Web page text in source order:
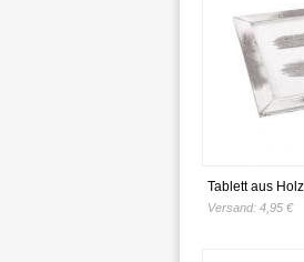
Tablett aus
cm
Versand: 4,95 €